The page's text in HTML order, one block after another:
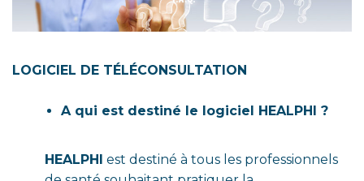
LOGICIEL DE TÉLÉCONSULTATION
A qui est destiné le logiciel HEALPHI ?
HEALPHI est destiné à tous les professionnels